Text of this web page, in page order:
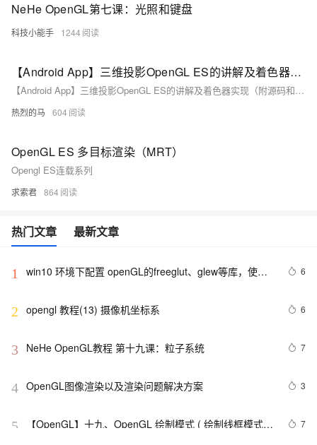
NeHe OpenGL第七课：光照和键盘
科技小能手 1244
【Android App】三维投影OpenGL ES的讲解及着色器实现（附源码和演示 超详细）
【Android App】三维投影OpenGL ES的讲解及着色器实现（附源码和演示 超详细）
热烈的马 604
OpenGL ES 多目标渲染（MRT）
Opengl ES连载系列
求索君 864
热门文章 最新文章
1
win10 环境下配置 openGL的freeglut、glew等库，使用
6
2 opengl 教程(13) 摄像机坐标系 6
3 NeHe OpenGL教程 第十九课：粒子系统 7
4 OpenGL图像渲染以及渲染问题解决方案 3
5
【OpenGL】十九、OpenGL 绘制模式 ( 绘制线框模式 |
7